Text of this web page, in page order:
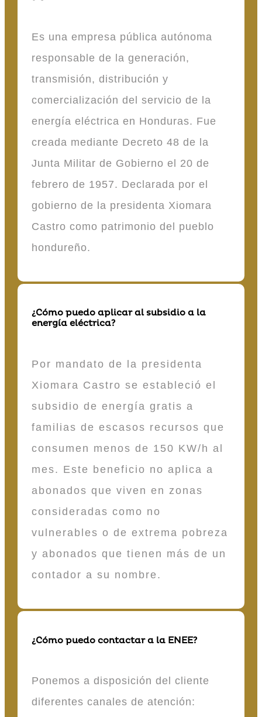
Es una empresa pública autónoma
responsable de la generación,
transmisión, distribución y
comercialización del servicio de la
energía eléctrica en Honduras. Fue
creada mediante Decreto 48 de la
Junta Militar de Gobierno el 20 de
febrero de 1957. Declarada por el
gobierno de la presidenta Xiomara
Castro como patrimonio del pueblo
hondureño.
¿Cómo puedo aplicar al subsidio a la
energía eléctrica?
Por mandato de la presidenta
Xiomara Castro se estableció el
subsidio de energía gratis a
familias de escasos recursos que
consumen menos de 150 KW/h al
mes. Este beneficio no aplica a
abonados que viven en zonas
consideradas como no
vulnerables o de extrema pobreza
y abonados que tienen más de un
contador a su nombre.
¿Cómo puedo contactar a la ENEE?
Ponemos a disposición del cliente
diferentes canales de atención: